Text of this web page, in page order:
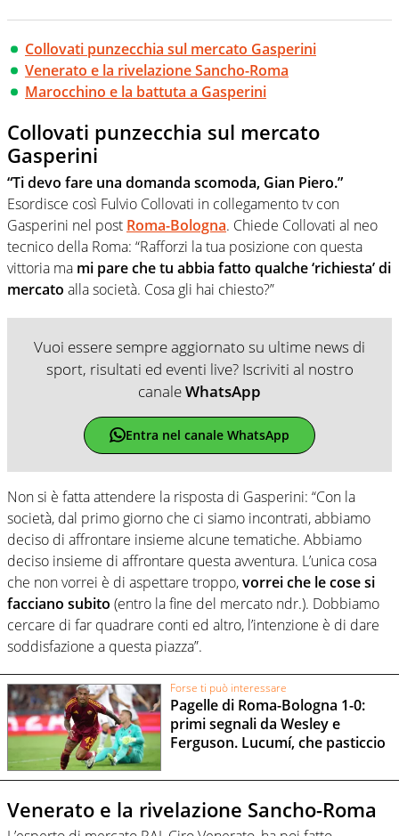
Collovati punzecchia sul mercato Gasperini
Venerato e la rivelazione Sancho-Roma
Marocchino e la battuta a Gasperini
Collovati punzecchia sul mercato
Gasperini
“Ti devo fare una domanda scomoda, Gian Piero.”
Esordisce così Fulvio Collovati in collegamento tv con
Gasperini nel post Roma-Bologna. Chiede Collovati al neo
tecnico della Roma: “Rafforzi la tua posizione con questa
vittoria ma mi pare che tu abbia fatto qualche ‘richiesta’ di
mercato alla società. Cosa gli hai chiesto?”
Vuoi essere sempre aggiornato su ultime news di
sport, risultati ed eventi live? Iscriviti al nostro
canaleWhatsApp
Entra nel canale WhatsApp
Non si è fatta attendere la risposta di Gasperini: “Con la
società, dal primo giorno che ci siamo incontrati, abbiamo
deciso di affrontare insieme alcune tematiche. Abbiamo
deciso insieme di affrontare questa avventura. L’unica cosa
che non vorrei è di aspettare troppo,vorrei che le cose si
facciano subito (entro la fine del mercato ndr.). Dobbiamo
cercare di far quadrare conti ed altro, l’intenzione è di dare
soddisfazione a questa piazza”.
Forse ti può interessare
Pagelle di Roma-Bologna 1-0:
primi segnali da Wesley e
Ferguson. Lucumí, che pasticcio
Venerato e la rivelazione Sancho-Roma